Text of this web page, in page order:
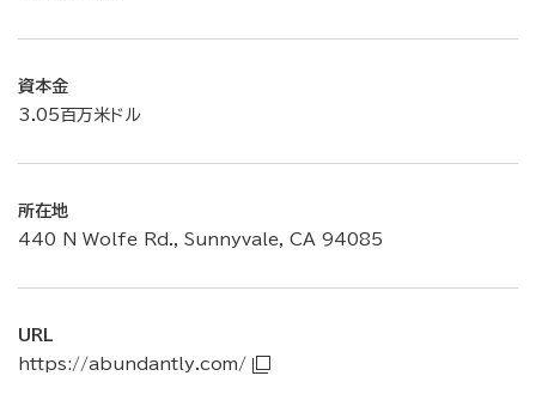
資本金
3.05百万米ドル
所在地
440 N Wolfe Rd., Sunnyvale, CA 94085
URL
https://abundantly.com/